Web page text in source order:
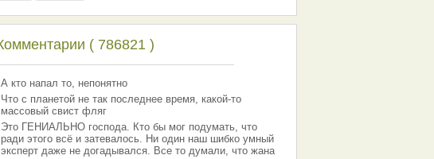
( 786821 )
А кто напал то, непонятно
Что с планетой не так последнее время, какой-то
массовый свист фляг
Это ГЕНИАЛЬНО господа. Кто бы мог подумать, что
ради этого всё и затевалось. Ни один наш шибко умный
эксперт даже не догадывался. Все то думали, что жана